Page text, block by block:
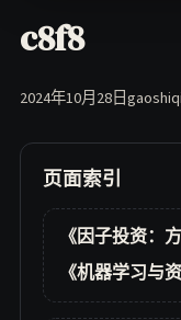
c8f8
2024年10月28日
页面索引
《因子投资：
《机器学习与